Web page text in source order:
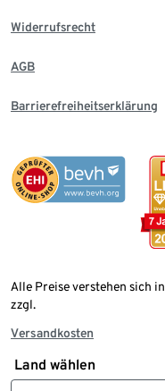
Widerrufsrecht
AGB
Barrierefreiheitserklärung
Alle Preise verstehen sich
zzgl.
Versandkosten
Land wählen